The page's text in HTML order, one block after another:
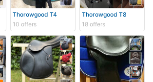
Thorowgood T4
10 offers
Thorowgood T8
18 offers